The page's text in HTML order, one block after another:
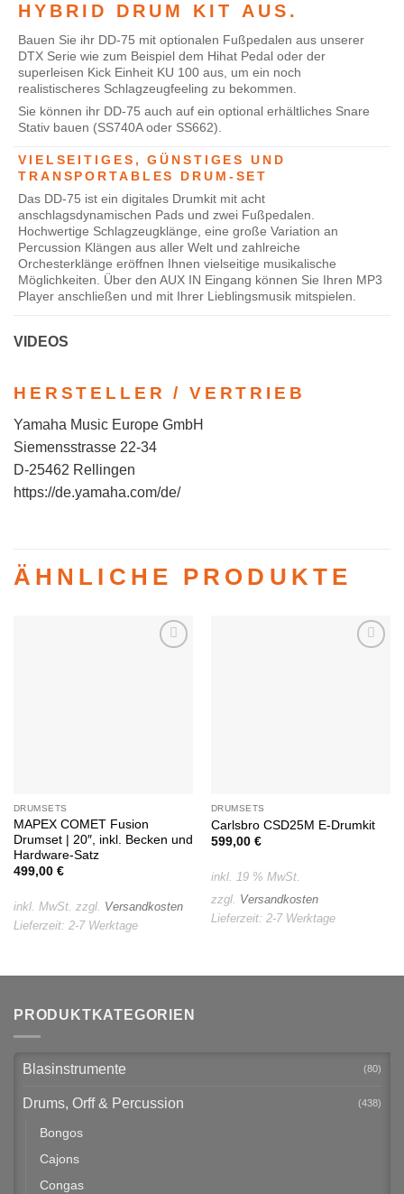
HYBRID DRUM KIT AUS.
Bauen Sie ihr DD-75 mit optionalen Fußpedalen aus unserer
DTX Serie wie zum Beispiel dem Hihat Pedal oder der
superleisen Kick Einheit KU 100 aus, um ein noch
realistischeres Schlagzeugfeeling zu bekommen.
Sie können ihr DD-75 auch auf ein optional erhältliches Snare
Stativ bauen (SS740A oder SS662).
VIELSEITIGES, GÜNSTIGES UND
TRANSPORTABLES DRUM-SET
Das DD-75 ist ein digitales Drumkit mit acht
anschlagsdynamischen Pads und zwei Fußpedalen.
Hochwertige Schlagzeugklänge, eine große Variation an
Percussion Klängen aus aller Welt und zahlreiche
Orchesterklänge eröffnen Ihnen vielseitige musikalische
Möglichkeiten. Über den AUX IN Eingang können Sie Ihren MP3
Player anschließen und mit Ihrer Lieblingsmusik mitspielen.
VIDEOS
HERSTELLER / VERTRIEB
Yamaha Music Europe GmbH
Siemensstrasse 22-34
D-25462 Rellingen
https://de.yamaha.com/de/
ÄHNLICHE PRODUKTE
DRUMSETS
MAPEX COMET Fusion
Drumset | 20″, inkl. Becken und
Hardware-Satz
499,00 €
inkl. MwSt. zzgl. Versandkosten
Lieferzeit: 2-7 Werktage
DRUMSETS
Carlsbro CSD25M E-Drumkit
599,00 €
inkl. 19 % MwSt.
zzgl. Versandkosten
Lieferzeit: 2-7 Werktage
PRODUKTKATEGORIEN
Blasinstrumente (80)
Drums, Orff & Percussion (438)
Bongos
Cajons
Congas